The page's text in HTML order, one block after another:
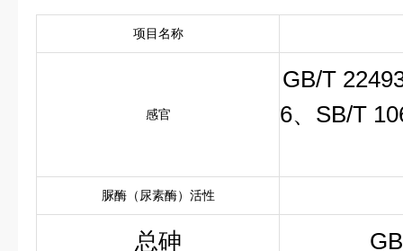
项目名称
感官
GB/T
6、SB/T
脲酶（尿素酶）活性
总砷